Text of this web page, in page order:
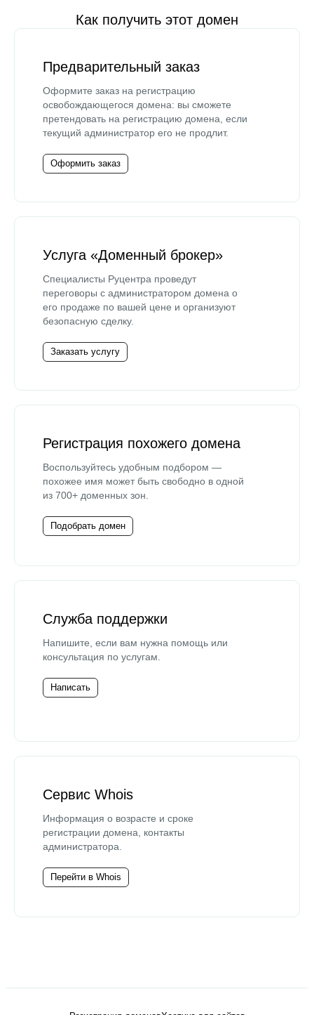
Как получить этот домен
Предварительный заказ
Оформите заказ на регистрацию
освобождающегося домена: вы сможете
претендовать на регистрацию домена, если
текущий администратор его не продлит.
Оформить заказ
Услуга «Доменный брокер»
Специалисты Руцентра проведут
переговоры с администратором домена о
его продаже по вашей цене и организуют
безопасную сделку.
Заказать услугу
Регистрация похожего домена
Воспользуйтесь удобным подбором —
похожее имя может быть свободно в одной
из 700+ доменных зон.
Подобрать домен
Служба поддержки
Напишите, если вам нужна помощь или
консультация по услугам.
Написать
Сервис Whois
Информация о возрасте и сроке
регистрации домена, контакты
администратора.
Перейти в Whois